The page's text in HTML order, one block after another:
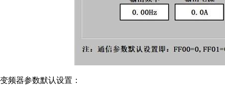
变频器参数默认设置：